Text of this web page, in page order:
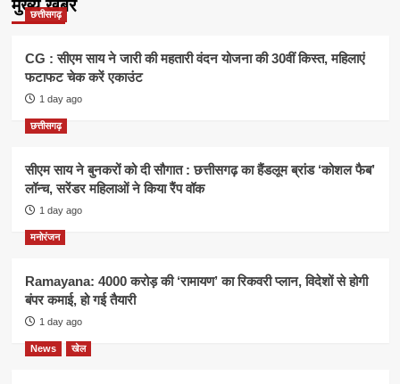
मुख्य खबरे
छत्तीसगढ़
CG : सीएम साय ने जारी की महतारी वंदन योजना की 30वीं किस्त, महिलाएं
फटाफट चेक करें एकाउंट
1 day ago
छत्तीसगढ़
सीएम साय ने बुनकरों को दी सौगात : छत्तीसगढ़ का हैंडलूम ब्रांड ‘कोशल फैब’
लॉन्च, सरेंडर महिलाओं ने किया रैंप वॉक
1 day ago
मनोरंजन
Ramayana: 4000 करोड़ की ‘रामायण’ का रिकवरी प्लान, विदेशों से होगी
बंपर कमाई, हो गई तैयारी
1 day ago
News खेल